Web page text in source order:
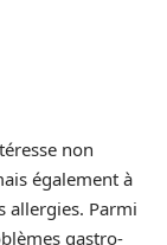
non
également à
allergies. Parmi
gastro-